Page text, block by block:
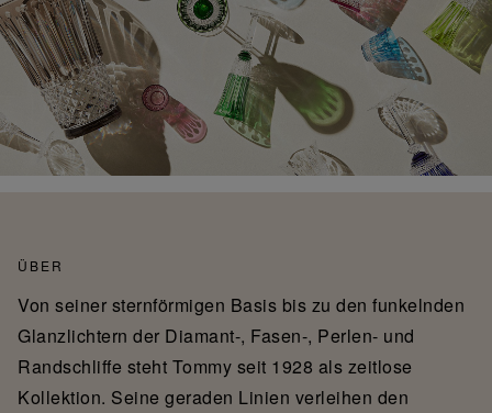
ÜBER
Von seiner sternförmigen Basis bis zu den funkelnden
Glanzlichtern der Diamant-, Fasen-, Perlen- und
Randschliffe steht Tommy seit 1928 als zeitlose
Kollektion. Seine geraden Linien verleihen den